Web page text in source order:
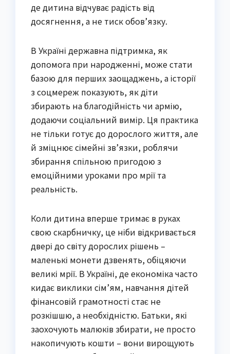
де дитина відчуває радість від
досягнення, а не тиск обов’язку.
В Україні державна підтримка, як
допомога при народженні, може стати
базою для перших заощаджень, а історії
з соцмереж показують, як діти
збирають на благодійність чи армію,
додаючи соціальний вимір. Ця практика
не тільки готує до дорослого життя, але
й зміцнює сімейні зв’язки, роблячи
збирання спільною пригодою з
емоційними уроками про мрії та
реальність.
Коли дитина вперше тримає в руках
свою скарбничку, це ніби відкривається
двері до світу дорослих рішень –
маленькі монети дзвенять, обіцяючи
великі мрії. В Україні, де економіка часто
кидає виклики сім’ям, навчання дітей
фінансовій грамотності стає не
розкішшю, а необхідністю. Батьки, які
заохочують малюків збирати, не просто
накопичують кошти – вони вирощують